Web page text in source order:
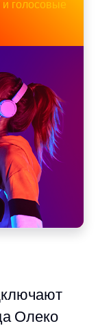
голосовые
Олеко